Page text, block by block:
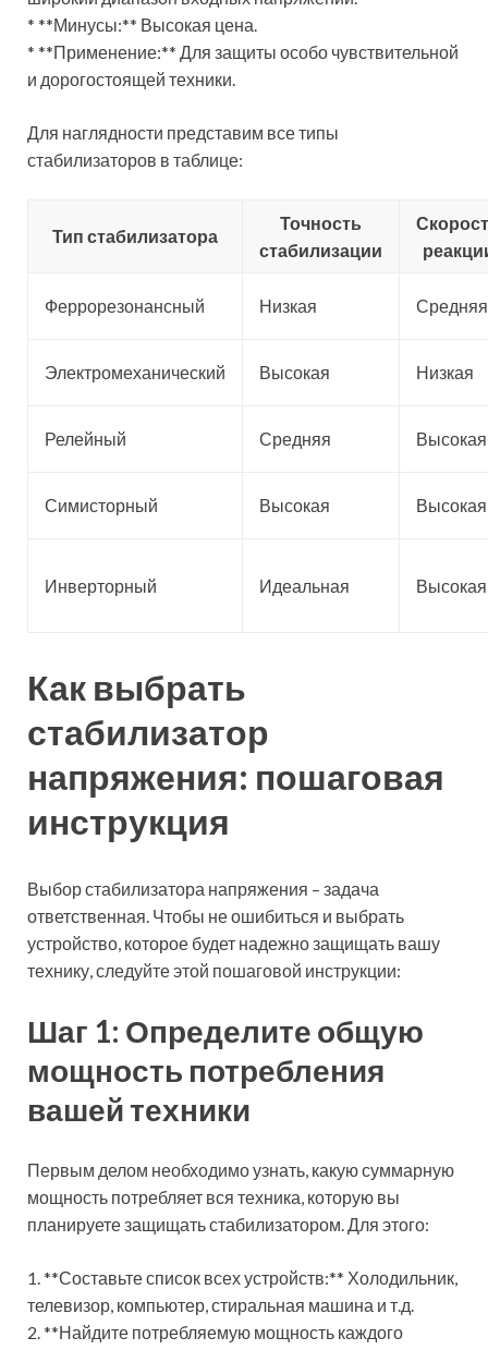
* **Минусы:** Высокая цена.
* **Применение:** Для защиты особо чувствительной
и дорогостоящей техники.
Для наглядности представим все типы
стабилизаторов в таблице:
Тип стабилизатора
Точность
стабилизации
Феррорезонансный Низкая Средняя
Электромеханический Высокая Низкая
Релейный Средняя Высокая
Симисторный Высокая Высокая
Инверторный Идеальная Высокая
Как выбрать
стабилизатор
напряжения: пошаговая
инструкция
Выбор стабилизатора напряжения – задача
ответственная. Чтобы не ошибиться и выбрать
устройство, которое будет надежно защищать вашу
технику, следуйте этой пошаговой инструкции:
Шаг 1: Определите общую
мощность потребления
вашей техники
Первым делом необходимо узнать, какую суммарную
мощность потребляет вся техника, которую вы
планируете защищать стабилизатором. Для этого:
1. **Составьте список всех устройств:** Холодильник,
телевизор, компьютер, стиральная машина и т.д.
2. **Найдите потребляемую мощность каждого